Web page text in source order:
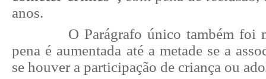
anos.
O Parágrafo único também foi
pena é aumentada até a metade se a
se houver a participação de criança ou